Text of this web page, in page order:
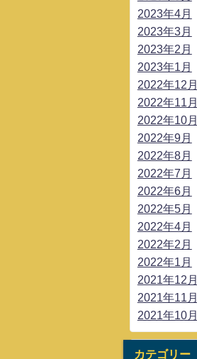
2023年4月
2023年3月
2023年2月
2023年1月
2022年12月
2022年11月
2022年10月
2022年9月
2022年8月
2022年7月
2022年6月
2022年5月
2022年4月
2022年2月
2022年1月
2021年12月
2021年11月
2021年10月
カテゴリー